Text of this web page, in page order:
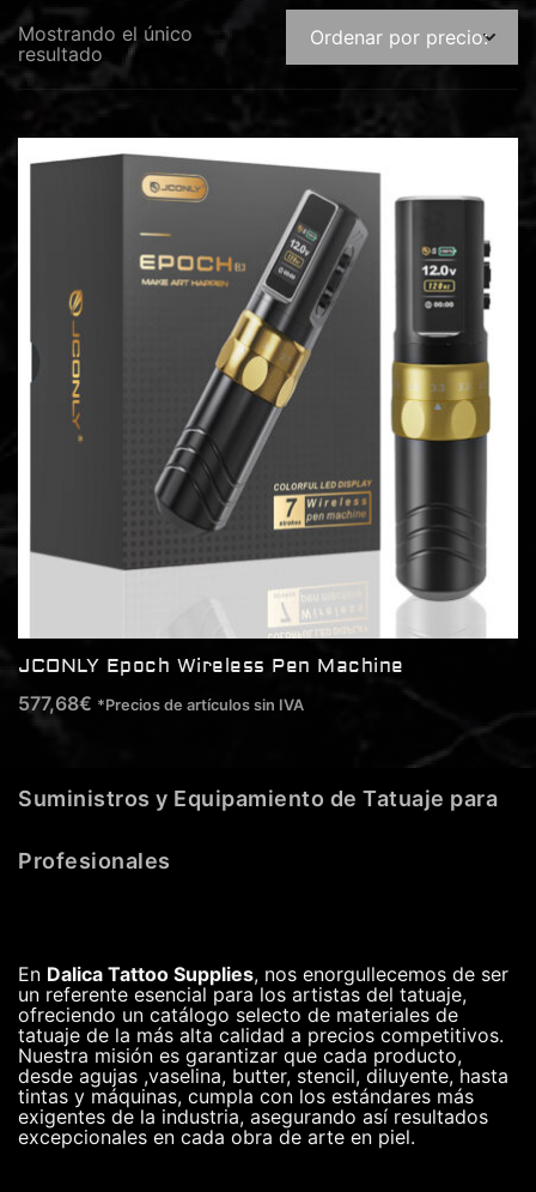
Mostrando el único
resultado
JCONLY Epoch Wireless Pen Machine
577,68€ *Precios de artículos sin IVA
Suministros y Equipamiento de Tatuaje para
Profesionales
En Dalica Tattoo Supplies, nos enorgullecemos de ser
un referente esencial para los artistas del tatuaje,
ofreciendo un catálogo selecto de materiales de
tatuaje de la más alta calidad a precios competitivos.
Nuestra misión es garantizar que cada producto,
desde agujas ,vaselina, butter, stencil, diluyente, hasta
tintas y máquinas, cumpla con los estándares más
exigentes de la industria, asegurando así resultados
excepcionales en cada obra de arte en piel.